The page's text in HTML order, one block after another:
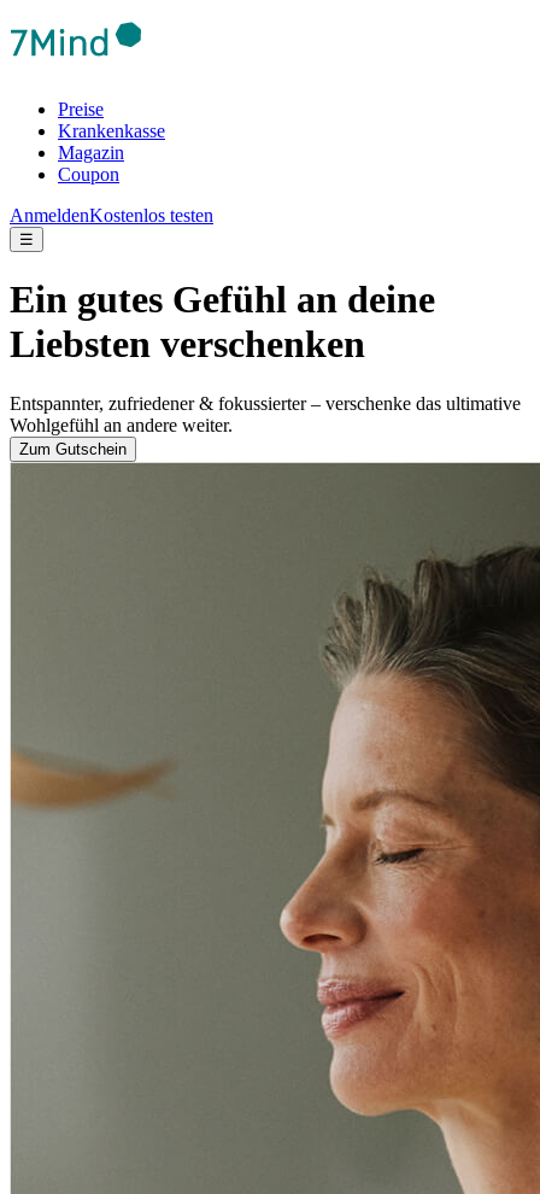
Preise
Krankenkasse
Magazin
Coupon
AnmeldenKostenlos testen
☰
Ein gutes Gefühl an deine
Liebsten verschenken
Entspannter, zufriedener & fokussierter – verschenke das ultimative
Wohlgefühl an andere weiter.
Zum Gutschein